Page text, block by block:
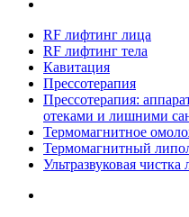
RF лифтинг лица
RF лифтинг тела
Кавитация
Прессотерапия
Прессотерапия:
отеками и лишними
Термомагнитное
Термомагнитный
Ультразвуковая чистка